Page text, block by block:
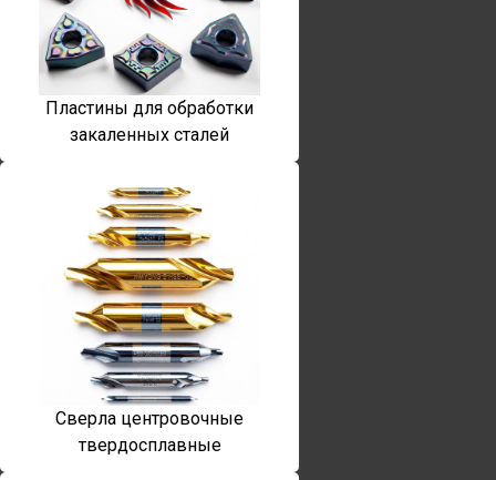
Пластины для обработки
закаленных сталей
Сверла центровочные
твердосплавные